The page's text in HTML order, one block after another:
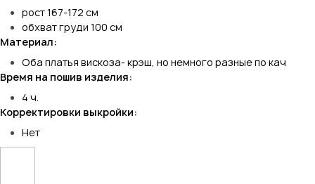
рост 167-172 см
обхват груди 100 см
Материал:
Оба платья вискоза- крэш, но немного разные по кач
Время на пошив изделия:
4 ч.
Корректировки выкройки:
Нет